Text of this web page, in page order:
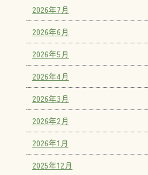
2026年7月
2026年6月
2026年5月
2026年4月
2026年3月
2026年2月
2026年1月
2025年12月